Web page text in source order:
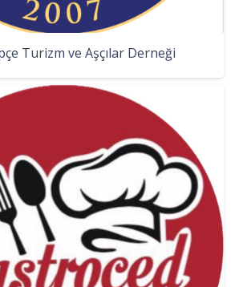
Turizm ve Aşçılar Derneği